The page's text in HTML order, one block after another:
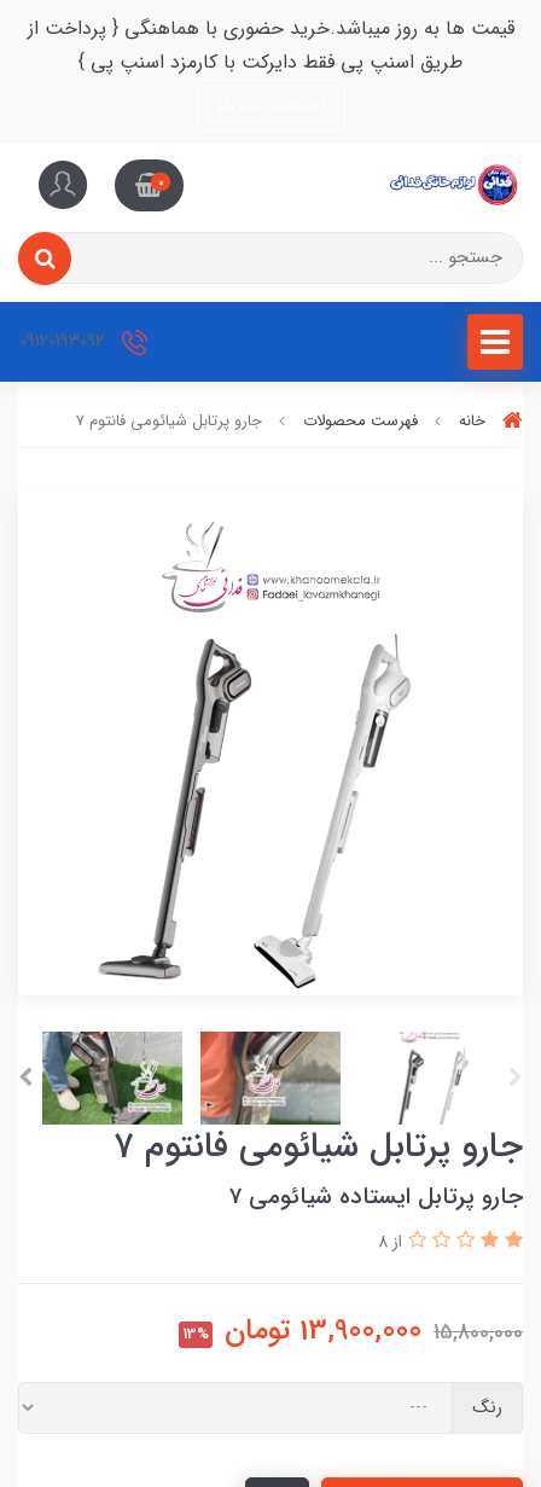
قیمت ها به روز میباشد.خرید حضوری با هماهنگی { پرداخت از
طریق اسنپ پی فقط دایرکت با کارمزد اسنپ پی }
0
خانه فهرست محصولات جارو پرتابل شیائومی فانتوم 7
جارو پرتابل شیائومی فانتوم 7
جارو پرتابل ایستاده شیائومی 7
از 8
15,800,000
13,900,000 تومان 13%
رنگ